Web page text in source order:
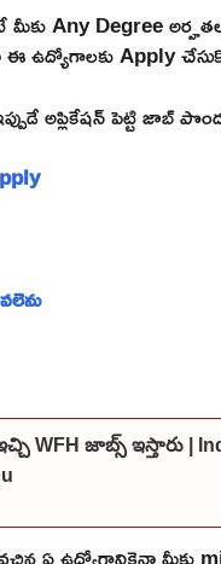
Any Degree
ఉద్యోగాలకు Apply
అప్లికేషన్ పెట్టి జాబ్
WFH జాబ్స్ ఇస్తారు |